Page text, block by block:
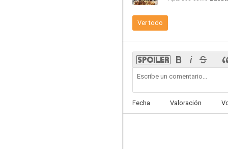
--
Ver todo
Fecha Valoración